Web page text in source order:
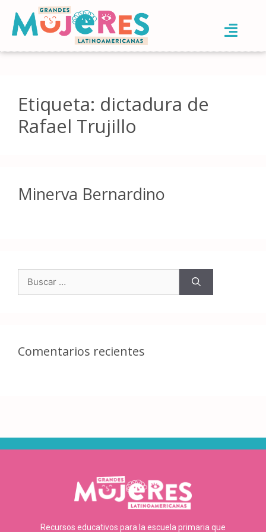
Etiqueta: dictadura de
Rafael Trujillo
Minerva Bernardino
Comentarios recientes
Recursos educativos para la escuela primaria que